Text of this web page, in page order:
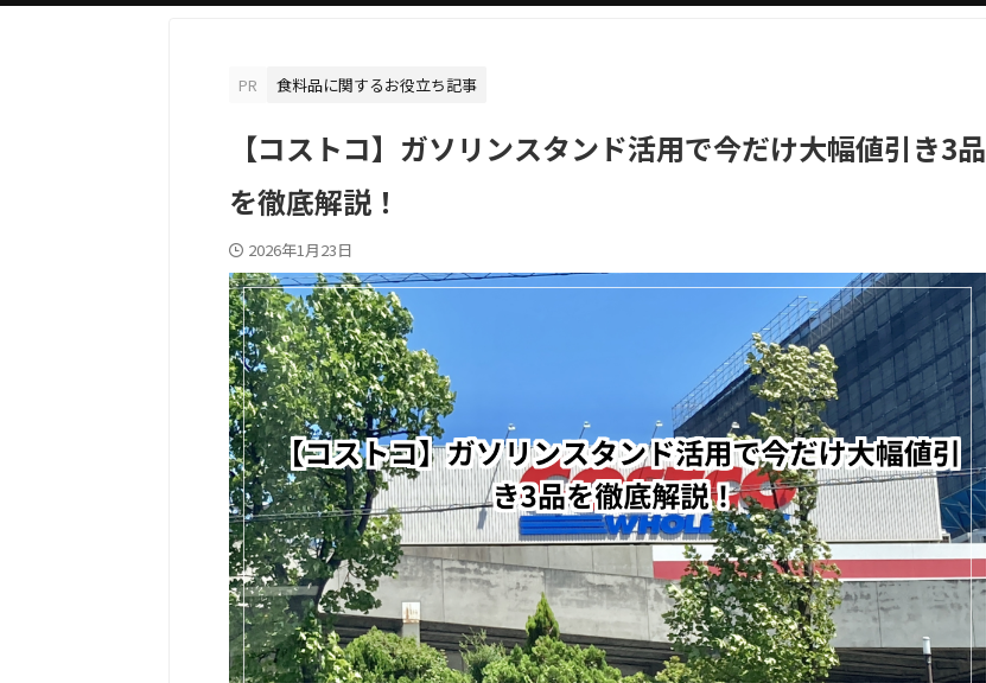
PR 食料品に関するお役立ち記事
【コストコ】ガソリンスタンド活用で今だけ大幅値引き3品
を徹底解説！
2026年1月23日